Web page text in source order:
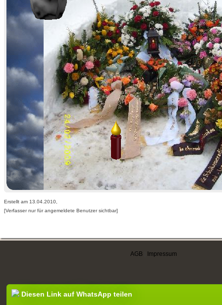
Erstellt am 13.04.2010,
[Verfasser nur für angemeldete Benutzer sichtbar]
AGB Impressum
Diesen Link auf WhatsApp teilen